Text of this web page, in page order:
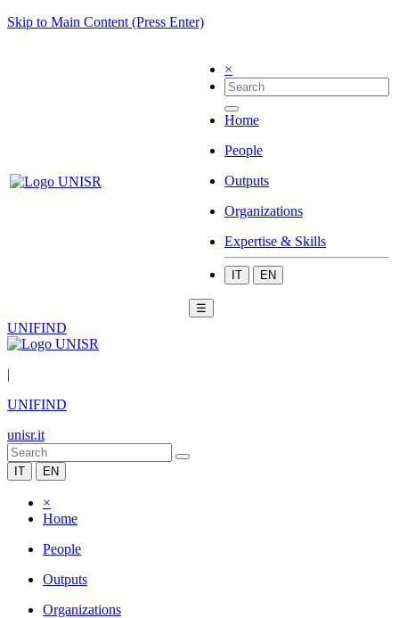
Skip to Main Content (Press Enter)
×
Home
People
Outputs
Organizations
Expertise & Skills
IT EN
☰
UNIFIND
|
UNIFIND
unisr.it
IT EN
×
Home
People
Outputs
Organizations